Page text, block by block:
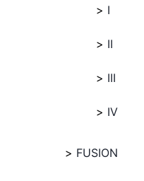
I
II
III
IV
FUSION